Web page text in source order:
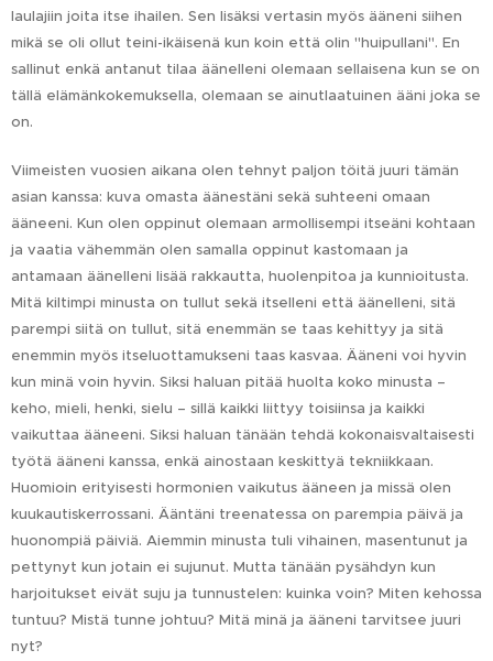
laulajiin joita itse ihailen. Sen lisäksi vertasin myös ääneni siihen
mikä se oli ollut teini-ikäisenä kun koin että olin "huipullani". En
sallinut enkä antanut tilaa äänelleni olemaan sellaisena kun se on
tällä elämänkokemuksella, olemaan se ainutlaatuinen ääni joka se
on.
Viimeisten vuosien aikana olen tehnyt paljon töitä juuri tämän
asian kanssa: kuva omasta äänestäni sekä suhteeni omaan
ääneeni. Kun olen oppinut olemaan armollisempi itseäni kohtaan
ja vaatia vähemmän olen samalla oppinut kastomaan ja
antamaan äänelleni lisää rakkautta, huolenpitoa ja kunnioitusta.
Mitä kiltimpi minusta on tullut sekä itselleni että äänelleni, sitä
parempi siitä on tullut, sitä enemmän se taas kehittyy ja sitä
enemmin myös itseluottamukseni taas kasvaa. Ääneni voi hyvin
kun minä voin hyvin. Siksi haluan pitää huolta koko minusta –
keho, mieli, henki, sielu – sillä kaikki liittyy toisiinsa ja kaikki
vaikuttaa ääneeni. Siksi haluan tänään tehdä kokonaisvaltaisesti
työtä ääneni kanssa, enkä ainostaan keskittyä tekniikkaan.
Huomioin erityisesti hormonien vaikutus ääneen ja missä olen
kuukautiskerrossani. Ääntäni treenatessa on parempia päivä ja
huonompiä päiviä. Aiemmin minusta tuli vihainen, masentunut ja
pettynyt kun jotain ei sujunut. Mutta tänään pysähdyn kun
harjoitukset eivät suju ja tunnustelen: kuinka voin? Miten kehossa
tuntuu? Mistä tunne johtuu? Mitä minä ja ääneni tarvitsee juuri
nyt?